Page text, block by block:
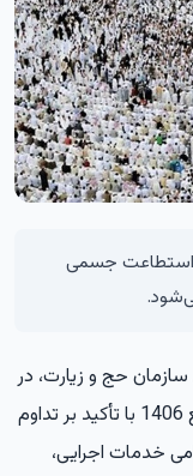
استطاعت جسمی
حج و زیارت، در
نشست بررسی ساختار و برنامه‌ریزی حج تمتع 1406 با تأکید بر تداوم
خدمات اجرایی،